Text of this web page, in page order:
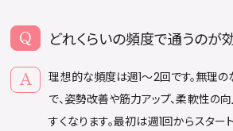
どれくらいの頻度で通うのが
理想的な頻度は週1〜2回です。無理
で、姿勢改善や筋力アップ、柔軟性の
すくなります。最初は週1回からスター